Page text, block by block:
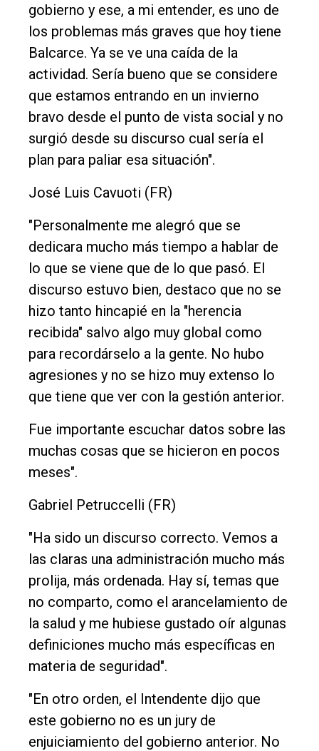
gobierno y ese, a mi entender, es uno de
los problemas más graves que hoy tiene
Balcarce. Ya se ve una caída de la
actividad. Sería bueno que se considere
que estamos entrando en un invierno
bravo desde el punto de vista social y no
surgió desde su discurso cual sería el
plan para paliar esa situación".
José Luis Cavuoti (FR)
"Personalmente me alegró que se
dedicara mucho más tiempo a hablar de
lo que se viene que de lo que pasó. El
discurso estuvo bien, destaco que no se
hizo tanto hincapié en la "herencia
recibida" salvo algo muy global como
para recordárselo a la gente. No hubo
agresiones y no se hizo muy extenso lo
que tiene que ver con la gestión anterior.
Fue importante escuchar datos sobre las
muchas cosas que se hicieron en pocos
meses".
Gabriel Petruccelli (FR)
"Ha sido un discurso correcto. Vemos a
las claras una administración mucho más
prolija, más ordenada. Hay sí, temas que
no comparto, como el arancelamiento de
la salud y me hubiese gustado oír algunas
definiciones mucho más específicas en
materia de seguridad".
"En otro orden, el Intendente dijo que
este gobierno no es un jury de
enjuiciamiento del gobierno anterior. No